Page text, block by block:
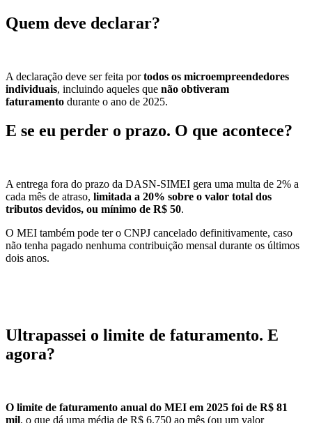
Quem deve declarar?
A declaração deve ser feita portodos os microempreendedores
individuais, incluindo aqueles que não obtiveram
faturamento durante o ano de 2025.
E se eu perder o prazo. O que acontece?
A entrega fora do prazo da DASN-SIMEI gera uma multa de 2% a
cada mês de atraso, limitada a 20% sobre o valor total dos
tributos devidos, ou mínimo de R$ 50.
O MEI também pode ter o CNPJ cancelado definitivamente, caso
não tenha pagado nenhuma contribuição mensal durante os últimos
dois anos.
Ultrapassei o limite de faturamento. E
agora?
O limite de faturamento anual do MEI em 2025 foi de R$ 81
mil, o que dá uma média de R$ 6.750 ao mês (ou um valor